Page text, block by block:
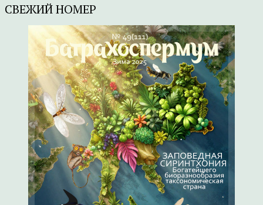
СВЕЖИЙ НОМЕР